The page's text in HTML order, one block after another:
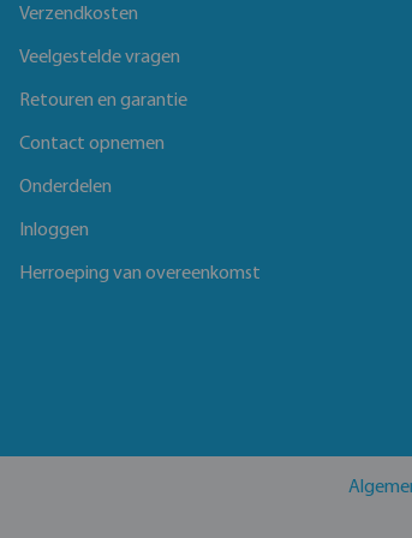
Verzendkosten
Veelgestelde vragen
Retouren en garantie
Contact opnemen
Onderdelen
Inloggen
Herroeping van overeenkomst